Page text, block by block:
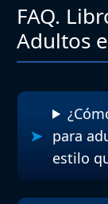
FAQ.
Adultos
para
estilo